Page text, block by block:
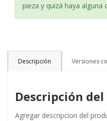
pieza y quizá haya alguna
Descripción Versiones
Descripción
Agregar descripcion del